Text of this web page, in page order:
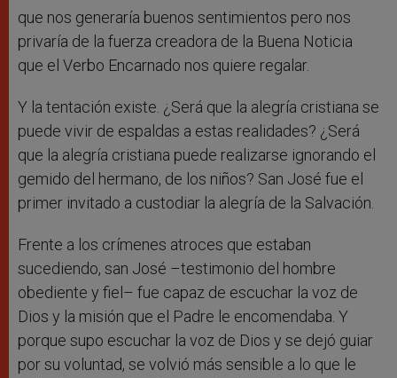
que nos generaría buenos sentimientos pero nos
privaría de la fuerza creadora de la Buena Noticia
que el Verbo Encarnado nos quiere regalar.
Y la tentación existe. ¿Será que la alegría cristiana se
puede vivir de espaldas a estas realidades? ¿Será
que la alegría cristiana puede realizarse ignorando el
gemido del hermano, de los niños? San José fue el
primer invitado a custodiar la alegría de la Salvación.
Frente a los crímenes atroces que estaban
sucediendo, san José –testimonio del hombre
obediente y fiel– fue capaz de escuchar la voz de
Dios y la misión que el Padre le encomendaba. Y
porque supo escuchar la voz de Dios y se dejó guiar
por su voluntad, se volvió más sensible a lo que le